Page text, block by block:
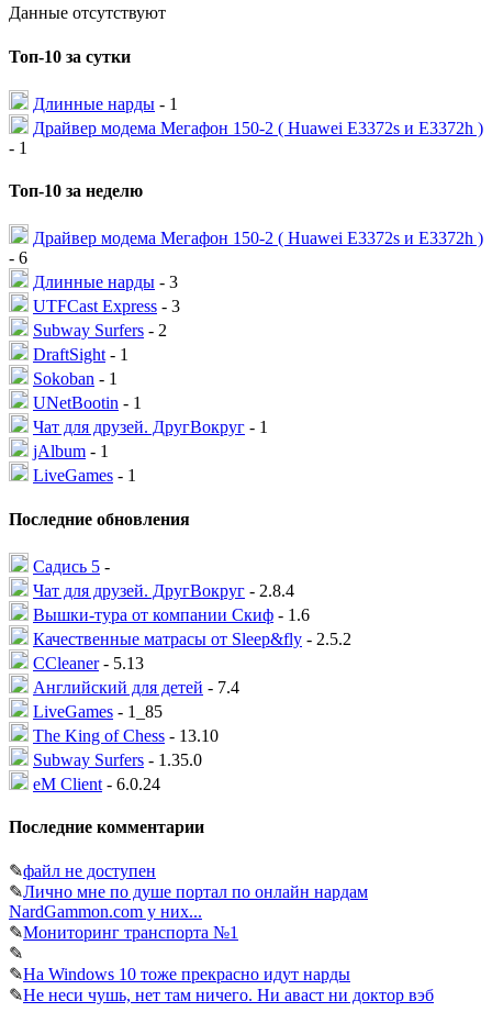
Данные отсутствуют
Топ-10 за сутки
Длинные нарды - 1
Драйвер модема Мегафон 150-2 ( Huawei E3372s и E3372h )
- 1
Топ-10 за неделю
Драйвер модема Мегафон 150-2 ( Huawei E3372s и E3372h )
- 6
Длинные нарды - 3
UTFCast Express - 3
Subway Surfers - 2
DraftSight - 1
Sokoban - 1
UNetBootin - 1
Чат для друзей. ДругВокруг - 1
jAlbum - 1
LiveGames - 1
Последние обновления
Садись 5 -
Чат для друзей. ДругВокруг - 2.8.4
Вышки-тура от компании Скиф - 1.6
Качественные матрасы от Sleep&fly - 2.5.2
CCleaner- 5.13
Английский для детей - 7.4
LiveGames - 1_85
The King of Chess - 13.10
Subway Surfers - 1.35.0
eM Client - 6.0.24
Последние комментарии
✎файл не доступен
✎Лично мне по душе портал по онлайн нардам
NardGammon.com у них...
✎Мониторинг транспорта №1
✎
✎На Windows 10 тоже прекрасно идут нарды
✎Не неси чушь, нет там ничего. Ни аваст ни доктор вэб